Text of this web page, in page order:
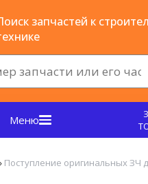
запчастей к
Меню
Поступление оригинальных ЗЧ